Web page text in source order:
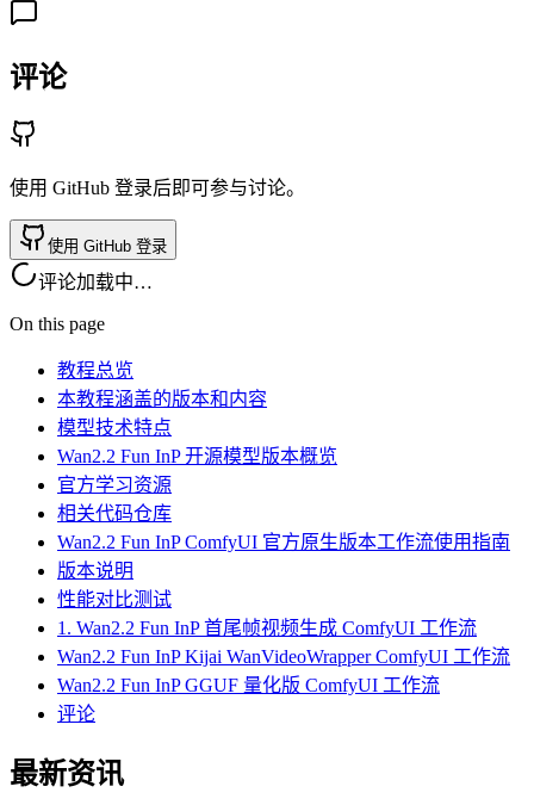
评论
使用 GitHub 登录后即可参与讨论。
使用 GitHub 登录
评论加载中…
On this page
教程总览
本教程涵盖的版本和内容
模型技术特点
Wan2.2 Fun InP 开源模型版本概览
官方学习资源
相关代码仓库
Wan2.2 Fun InP ComfyUI 官方原生版本工作流使用指南
版本说明
性能对比测试
1. Wan2.2 Fun InP 首尾帧视频生成 ComfyUI 工作流
Wan2.2 Fun InP Kijai WanVideoWrapper ComfyUI 工作流
Wan2.2 Fun InP GGUF 量化版 ComfyUI 工作流
评论
最新资讯